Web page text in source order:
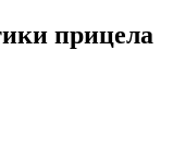
прицела